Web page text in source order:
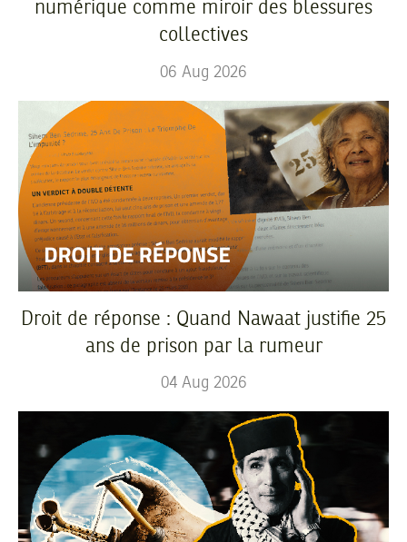
numérique comme miroir des blessures
collectives
06 Aug 2026
Droit de réponse : Quand Nawaat justifie 25
ans de prison par la rumeur
04 Aug 2026